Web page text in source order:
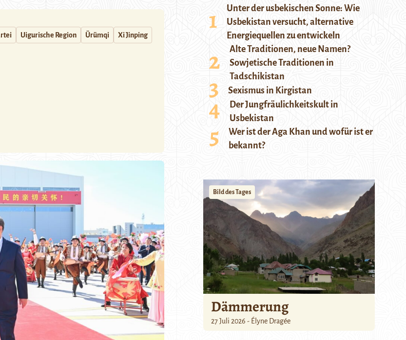
Uigurische Region Ürümqi Xi Jinping
Unter der usbekischen Sonne: Wie
Usbekistan versucht, alternative
Energiequellen zu entwickeln
Alte Traditionen, neue Namen?
Sowjetische Traditionen in
Tadschikistan
Sexismus in Kirgistan
Der Jungfräulichkeitskult in
Usbekistan
Wer ist der Aga Khan und wofür ist er
bekannt?
Bild des Tages
Dämmerung
27 Juli 2026 - Élyne Dragée